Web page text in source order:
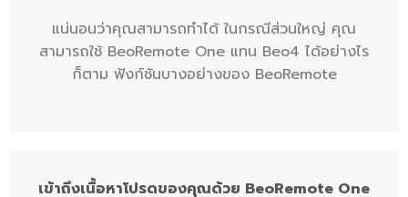
แน่นอนว่าคุณสามารถทำได้ ในกรณีส่วนใหญ่ คุณ
สามารถใช้ BeoRemote One แทน Beo4 ได้อย่างไร
ก็ตาม ฟังก์ชันบางอย่างของ BeoRemote
เข้าถึงเนื้อหาโปรดของคุณด้วย BeoRemote One